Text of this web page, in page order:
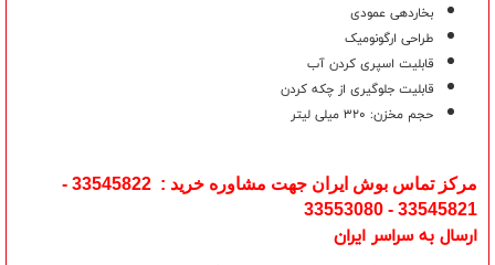
بخاردهی عمودی
طراحی ارگونومیک
قابلیت اسپری کردن آب
قابلیت جلوگیری از چکه کردن
حجم مخزن: 320 میلی لیتر
مرکز تماس بوش ایران جهت مشاوره خرید : 33545822 -
33545821 - 33553080
ارسال به سراسر ایران